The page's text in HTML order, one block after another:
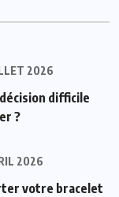
2026
difficile
?
2026
votre bracelet